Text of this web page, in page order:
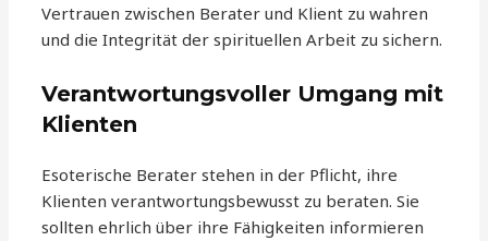
Vertrauen zwischen Berater und Klient zu wahren
und die Integrität der spirituellen Arbeit zu sichern.
Verantwortungsvoller Umgang mit
Klienten
Esoterische Berater stehen in der Pflicht, ihre
Klienten verantwortungsbewusst zu beraten. Sie
sollten ehrlich über ihre Fähigkeiten informieren